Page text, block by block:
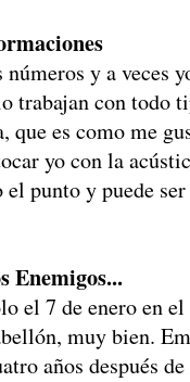
y a veces
trabajan con todo
que es como me
yo con la
el punto y puede
Enemigos...
el 7 de enero en
muy bien.
años después